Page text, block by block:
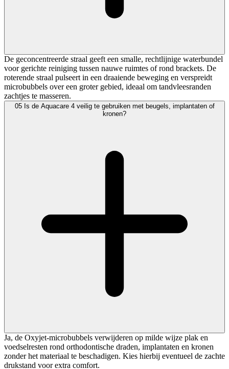
De geconcentreerde straal geeft een smalle, rechtlijnige waterbundel
voor gerichte reiniging tussen nauwe ruimtes of rond brackets. De
roterende straal pulseert in een draaiende beweging en verspreidt
microbubbels over een groter gebied, ideaal om tandvleesranden
zachtjes te masseren.
05 Is de Aquacare 4 veilig te gebruiken met beugels, implantaten of
kronen?
Ja, de Oxyjet-microbubbels verwijderen op milde wijze plak en
voedselresten rond orthodontische draden, implantaten en kronen
zonder het materiaal te beschadigen. Kies hierbij eventueel de zachte
drukstand voor extra comfort.